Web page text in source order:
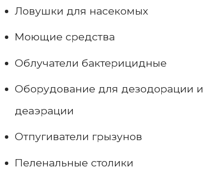
Ловушки для насекомых
Моющие средства
Облучатели бактерицидные
Оборудование для дезодорации и
деаэрации
Отпугиватели грызунов
Пеленальные столики